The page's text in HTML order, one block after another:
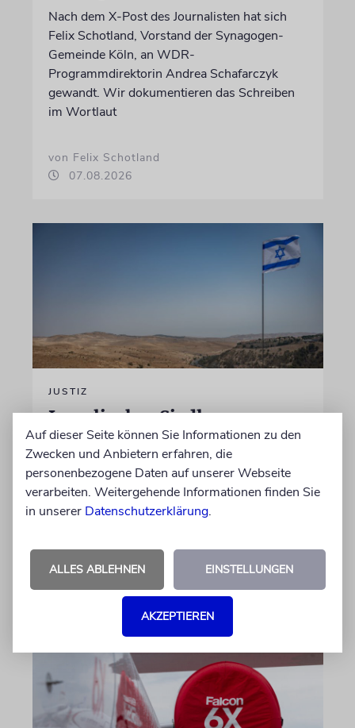
Nach dem X-Post des Journalisten hat sich
Felix Schotland, Vorstand der Synagogen-
Gemeinde Köln, an WDR-
Programmdirektorin Andrea Schafarczyk
gewandt. Wir dokumentieren das Schreiben
im Wortlaut
von Felix Schotland
07.08.2026
JUSTIZ
Israelischer Siedler wegen
Tötung eines Palästinensers
angeklagt
Der getötete Aktivist setzte sich gegen
Siedlergewalt ein und war an dem Oscar-
Jetzt steht der mutmaßliche Täter vor Gericht
07.08.2026
Auf dieser Seite können Sie Informationen zu den
Zwecken und Anbietern erfahren, die
personenbezogene Daten auf unserer Webseite
verarbeiten. Weitergehende Informationen finden Sie
in unserer Datenschutzerklärung.
ALLES ABLEHNEN EINSTELLUNGEN
AKZEPTIEREN